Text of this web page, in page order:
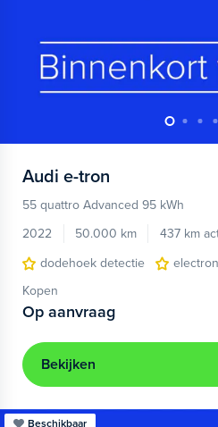
Audi e-tron
55 quattro Advanced 95 kWh
2022
50.000 km 437 km
dodehoek detectie
Kopen
Op aanvraag
Bekijken
Beschikbaar